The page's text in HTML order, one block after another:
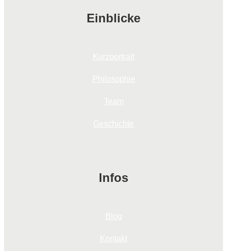
Einblicke
Infos